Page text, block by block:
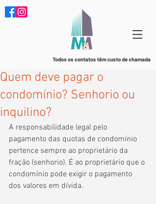
Todos os contatos têm custo de chamada
Quem deve pagar o
condomínio? Senhorio ou
inquilino?
A responsabilidade legal pelo
pagamento das quotas de condomínio
pertence sempre ao proprietário da
fração (senhorio). É ao proprietário que o
condomínio pode exigir o pagamento
dos valores em dívida.